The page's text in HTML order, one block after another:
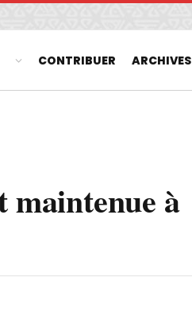
CONTRIBUER ARCHIVES
maintenue à